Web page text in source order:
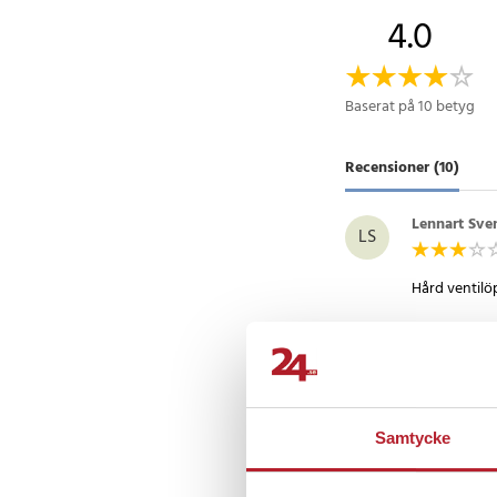
Samtycke
4.0
Baserat på 10 betyg
Recensioner (10)
LS Lennart
Maskinen
Håller högst